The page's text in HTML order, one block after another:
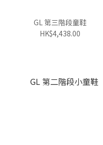
GL 第三階段童鞋
HK$4,438.00